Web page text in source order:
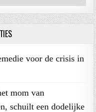
voor de crisis in
mom van
schuilt een dodelijke